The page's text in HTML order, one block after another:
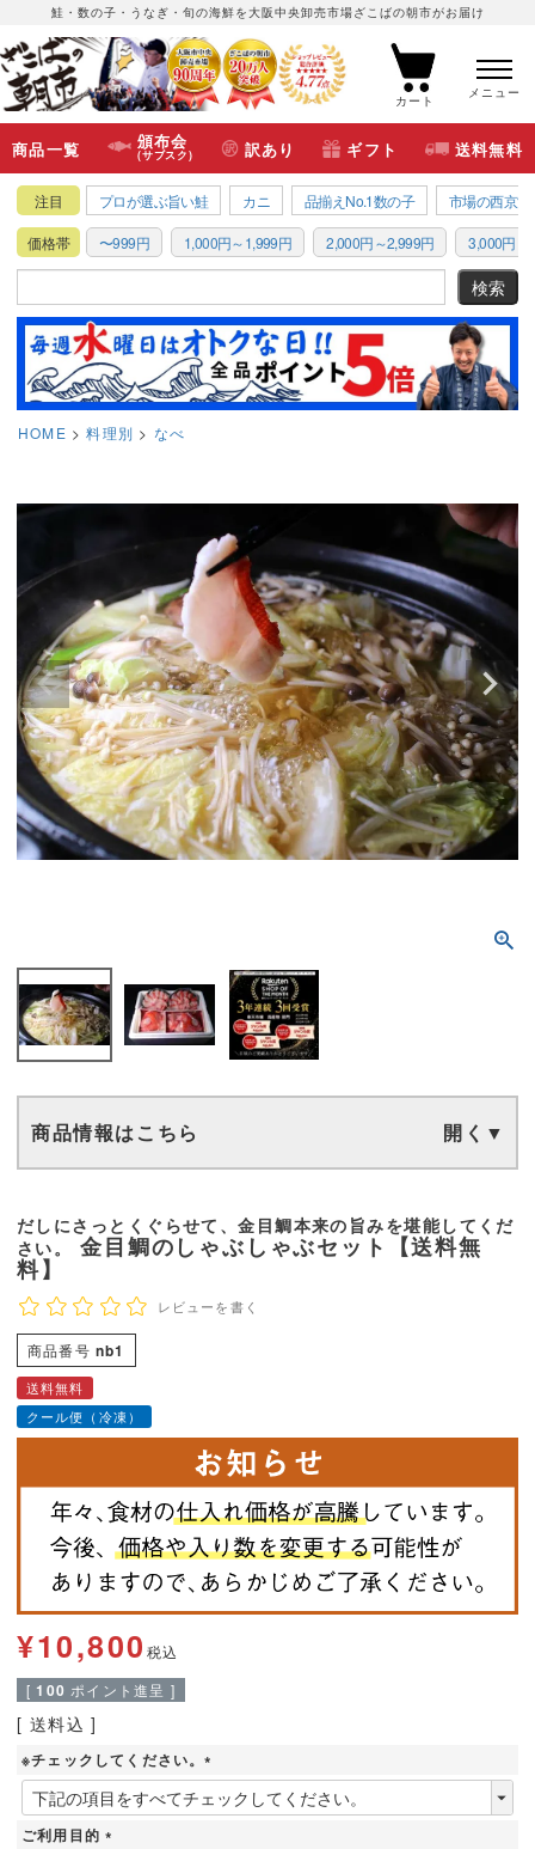
鮭・数の子・うなぎ・旬の海鮮を大阪中央卸売市場ざこばの朝市がお届け
カート
メニュー
商品一覧 頒布会
(サブスク) 訳あり ギフト 送料無料
注目 プロが選ぶ旨い鮭 カニ 品揃えNo.1数の子 市場の西京漬
価格帯 〜999円 1,000円～1,999円 2,000円～2,999円 3,000円～
HOME 料理別 なべ
商品情報はこちら
だしにさっとくぐらせて、金目鯛本来の旨みを堪能してくだ
さい。
金目鯛のしゃぶしゃぶセット【送料無
料】
レビューを書く
商品番号 nb1
送料無料
クール便（冷凍）
¥10,800 税込
[ 100 ポイント進呈 ]
送料込
※チェックしてください。
(
必
ご利用目的